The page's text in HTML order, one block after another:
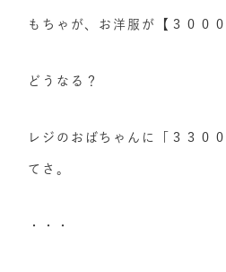
もちゃが、お洋服が【３００
どうなる？
レジのおばちゃんに「３３０
てさ。
・・・